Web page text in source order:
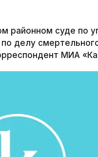
суде по
делу
МИА